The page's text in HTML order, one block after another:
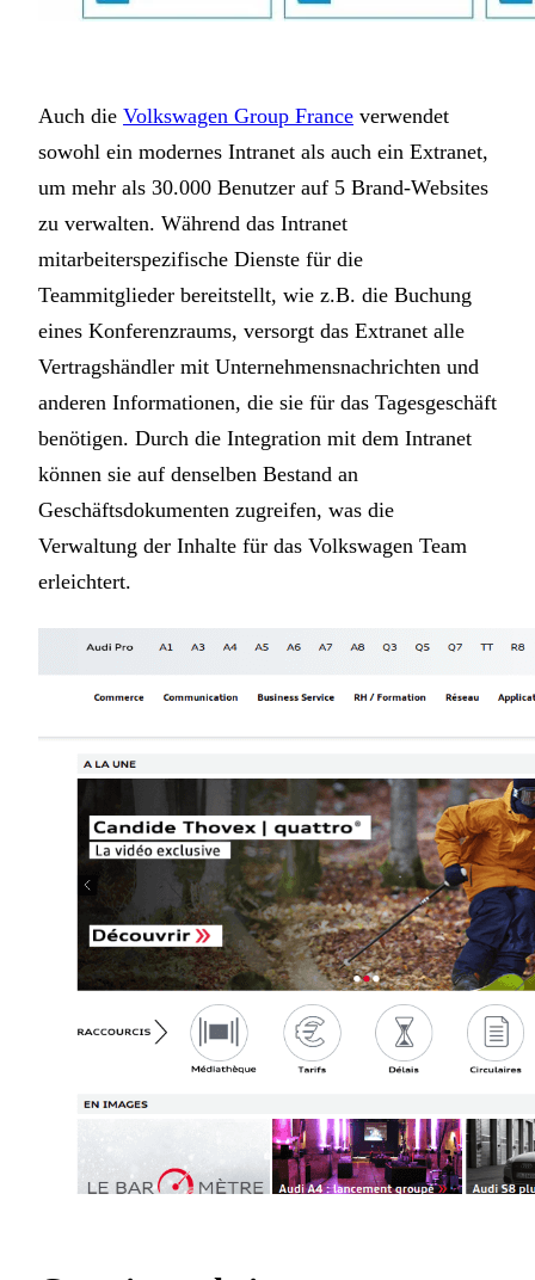
Auch die Volkswagen Group France verwendet
sowohl ein modernes Intranet als auch ein Extranet,
um mehr als 30.000 Benutzer auf 5 Brand-Websites
zu verwalten. Während das Intranet
mitarbeiterspezifische Dienste für die
Teammitglieder bereitstellt, wie z.B. die Buchung
eines Konferenzraums, versorgt das Extranet alle
Vertragshändler mit Unternehmensnachrichten und
anderen Informationen, die sie für das Tagesgeschäft
benötigen. Durch die Integration mit dem Intranet
können sie auf denselben Bestand an
Geschäftsdokumenten zugreifen, was die
Verwaltung der Inhalte für das Volkswagen Team
erleichtert.